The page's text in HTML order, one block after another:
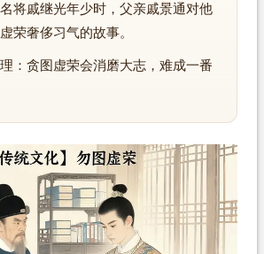
将戚继光年少时，父亲戚景通对他
荣奢侈习气的故事。
：贪图虚荣会消磨大志，难成一番